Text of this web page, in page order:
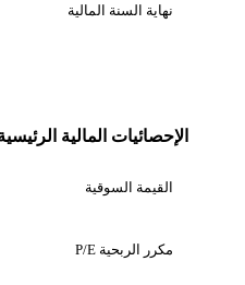
نهاية السنة المالية
الإحصائيات المالية الرئيسية
القيمة السوقية
مكرر الربحية P/E